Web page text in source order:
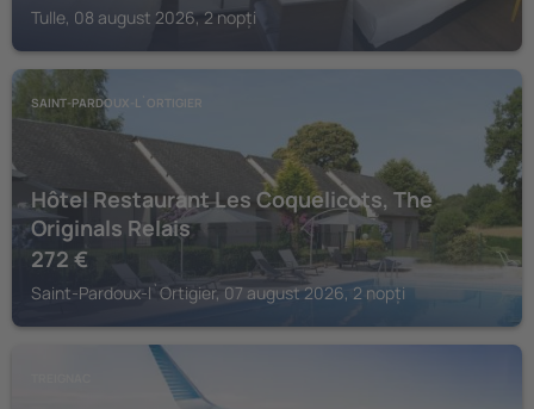
Tulle, 08 august 2026, 2 nopți
SAINT-PARDOUX-L`ORTIGIER
Hôtel Restaurant Les Coquelicots, The
Originals Relais
272 €
Saint-Pardoux-l`Ortigier, 07 august 2026, 2 nopți